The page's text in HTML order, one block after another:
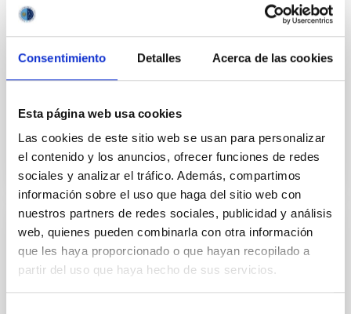
Consentimiento Detalles Acerca de las cookies
Esta página web usa cookies
Las cookies de este sitio web se usan para personalizar
el contenido y los anuncios, ofrecer funciones de redes
sociales y analizar el tráfico. Además, compartimos
información sobre el uso que haga del sitio web con
nuestros partners de redes sociales, publicidad y análisis
web, quienes pueden combinarla con otra información
que les haya proporcionado o que hayan recopilado a
partir del uso que haya hecho de sus servicios.
El objeto del Convenio es la operación del NOT en el
ORM, La Palma, en los términos y condiciones que se
Internacional y las que se contemplan en
Vigente
Convenio de colaboración entre el Istituto
Nacional de Astrofísica (INAF) y el
Instituto de Astrofísica de Canarias (IAC)